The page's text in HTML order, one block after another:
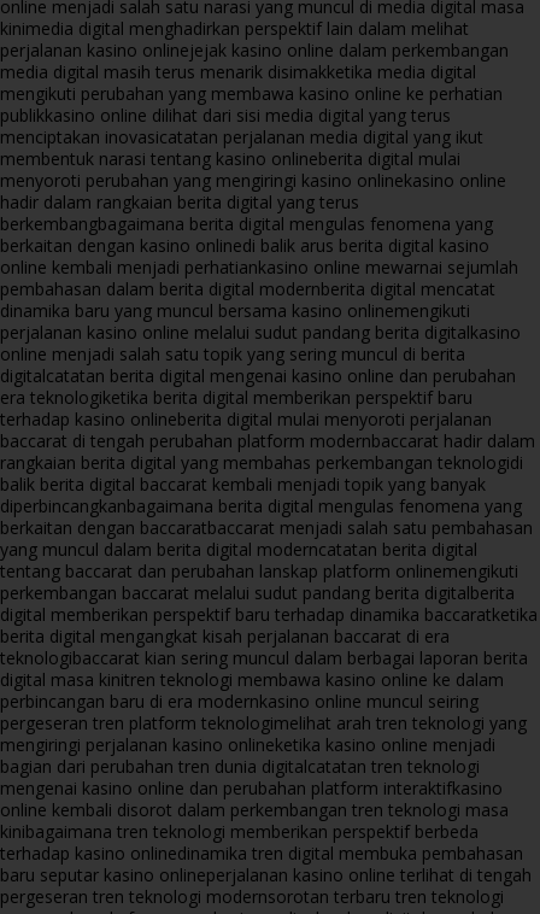
online menjadi salah satu narasi yang muncul di media digital masa
kinimedia digital menghadirkan perspektif lain dalam melihat
perjalanan kasino onlinejejak kasino online dalam perkembangan
media digital masih terus menarik disimakketika media digital
mengikuti perubahan yang membawa kasino online ke perhatian
publikkasino online dilihat dari sisi media digital yang terus
menciptakan inovasicatatan perjalanan media digital yang ikut
membentuk narasi tentang kasino onlineberita digital mulai
menyoroti perubahan yang mengiringi kasino onlinekasino online
hadir dalam rangkaian berita digital yang terus
berkembangbagaimana berita digital mengulas fenomena yang
berkaitan dengan kasino onlinedi balik arus berita digital kasino
online kembali menjadi perhatiankasino online mewarnai sejumlah
pembahasan dalam berita digital modernberita digital mencatat
dinamika baru yang muncul bersama kasino onlinemengikuti
perjalanan kasino online melalui sudut pandang berita digitalkasino
online menjadi salah satu topik yang sering muncul di berita
digitalcatatan berita digital mengenai kasino online dan perubahan
era teknologiketika berita digital memberikan perspektif baru
terhadap kasino onlineberita digital mulai menyoroti perjalanan
baccarat di tengah perubahan platform modernbaccarat hadir dalam
rangkaian berita digital yang membahas perkembangan teknologidi
balik berita digital baccarat kembali menjadi topik yang banyak
diperbincangkanbagaimana berita digital mengulas fenomena yang
berkaitan dengan baccaratbaccarat menjadi salah satu pembahasan
yang muncul dalam berita digital moderncatatan berita digital
tentang baccarat dan perubahan lanskap platform onlinemengikuti
perkembangan baccarat melalui sudut pandang berita digitalberita
digital memberikan perspektif baru terhadap dinamika baccaratketika
berita digital mengangkat kisah perjalanan baccarat di era
teknologibaccarat kian sering muncul dalam berbagai laporan berita
digital masa kinitren teknologi membawa kasino online ke dalam
perbincangan baru di era modernkasino online muncul seiring
pergeseran tren platform teknologimelihat arah tren teknologi yang
mengiringi perjalanan kasino onlineketika kasino online menjadi
bagian dari perubahan tren dunia digitalcatatan tren teknologi
mengenai kasino online dan perubahan platform interaktifkasino
online kembali disorot dalam perkembangan tren teknologi masa
kinibagaimana tren teknologi memberikan perspektif berbeda
terhadap kasino onlinedinamika tren digital membuka pembahasan
baru seputar kasino onlineperjalanan kasino online terlihat di tengah
pergeseran tren teknologi modernsorotan terbaru tren teknologi